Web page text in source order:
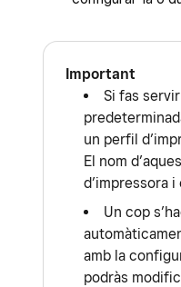
Important
Si fas
un perfil
El nom
d’impressora
Un cop
amb la
podràs